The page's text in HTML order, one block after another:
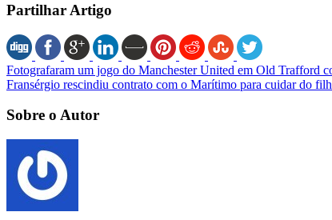
Partilhar Artigo
Fotografaram um jogo do Manchester United em Old Trafford
Fransérgio rescindiu contrato com o Marítimo para cuidar do
Sobre o Autor